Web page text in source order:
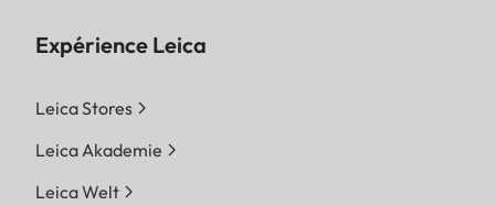
Expérience Leica
Leica Stores
Leica Akademie
Leica Welt